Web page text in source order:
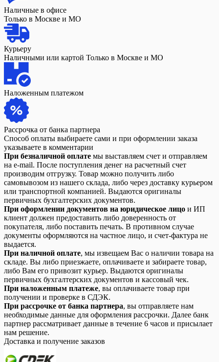
Наличные в офисе
Только в Москве и МО
Курьеру
Наличными или картой Только в Москве и МО
Наложенным платежом
Рассрочка от банка партнера
Способ оплаты выбираете сами и при оформлении заказа
указываете в комментарии
При безналичной оплате мы выставляем счет и отправляем
на e-mail. После поступления денег на расчетный счет
производим отгрузку. Товар можно получить либо
самовывозом из нашего склада, либо через доставку курьером
или транспортной компанией. Выдаются оригиналы
первичных бухгалтерских документов.
При оформлении документов на юридическое лицо и ИП
клиент должен предоставить либо доверенность от
покупателя, либо поставить печать. В противном случае
документы оформляются на частное лицо, и счет-фактура не
выдается.
При наличной оплате, мы извещаем Вас о наличии товара на
складе. Вы либо приезжаете, оплачиваете и забираете товар,
либо Вам его привозит курьер. Выдаются оригиналы
первичных бухгалтерских документов и кассовый чек.
При наложенным платеже, вы оплачиваете товар при
получении и проверке в СДЭК.
При рассрочке от банка партнера, вы отправляете нам
необходимые данные для оформления рассрочки. Далее банк
партнер рассматривает данные в течение 6 часов и присылает
нам решение.
Доставка и получение заказов